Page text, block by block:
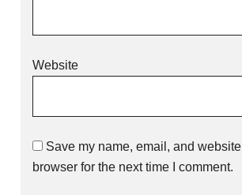
Website
Save my name, email, and
browser for the next time I comment.